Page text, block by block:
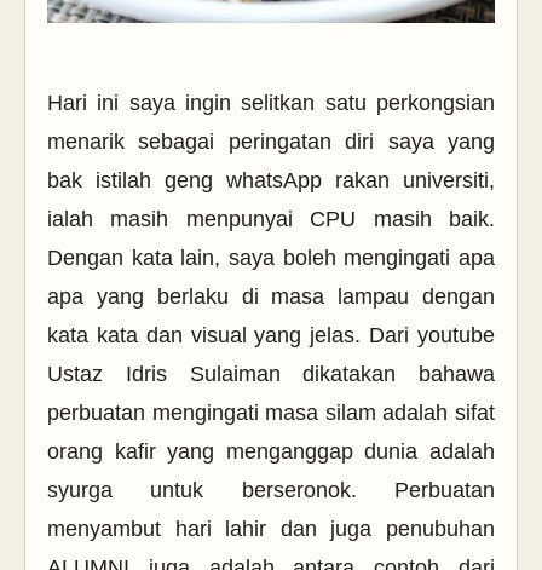
Hari ini saya ingin selitkan satu perkongsian
menarik sebagai peringatan diri saya yang
bak istilah geng whatsApp rakan universiti,
ialah masih menpunyai CPU masih baik.
Dengan kata lain, saya boleh mengingati apa
apa yang berlaku di masa lampau dengan
kata kata dan visual yang jelas. Dari youtube
Ustaz Idris Sulaiman dikatakan bahawa
perbuatan mengingati masa silam adalah sifat
orang kafir yang menganggap dunia adalah
syurga untuk berseronok. Perbuatan
menyambut hari lahir dan juga penubuhan